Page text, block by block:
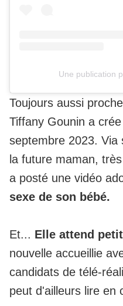
Une publication
Toujours aussi
Tiffany Gounin a
septembre 2023. Via
la future maman,
a posté une vidéo
sexe de son bébé.
Et... Elle attend
nouvelle accueillie
candidats de télé-
peut d'ailleurs lire en